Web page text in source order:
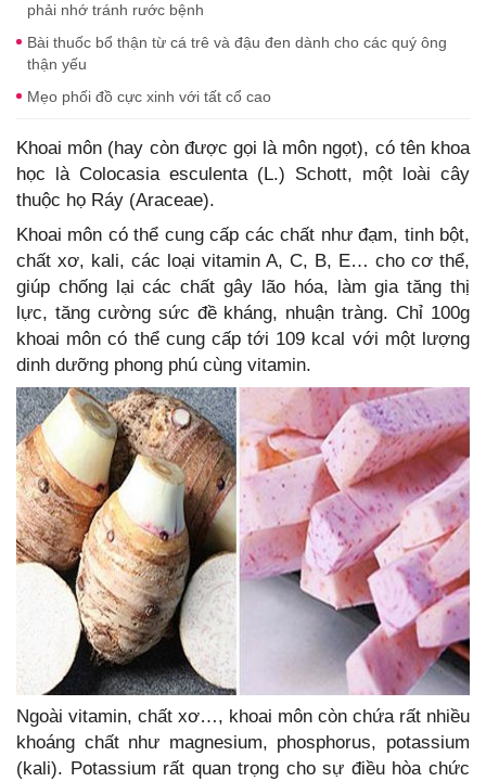
phải nhớ tránh rước bệnh
Bài thuốc bổ thận từ cá trê và đậu đen dành cho các quý ông
thận yếu
Mẹo phối đồ cực xinh với tất cổ cao
Khoai môn (hay còn được gọi là môn ngọt), có tên khoa
học là Colocasia esculenta (L.) Schott, một loài cây
thuộc họ Ráy (Araceae).
Khoai môn có thể cung cấp các chất như đạm, tinh bột,
chất xơ, kali, các loại vitamin A, C, B, E… cho cơ thể,
giúp chống lại các chất gây lão hóa, làm gia tăng thị
lực, tăng cường sức đề kháng, nhuận tràng. Chỉ 100g
khoai môn có thể cung cấp tới 109 kcal với một lượng
dinh dưỡng phong phú cùng vitamin.
Ngoài vitamin, chất xơ…, khoai môn còn chứa rất nhiều
khoáng chất như magnesium, phosphorus, potassium
(kali). Potassium rất quan trọng cho sự điều hòa chức